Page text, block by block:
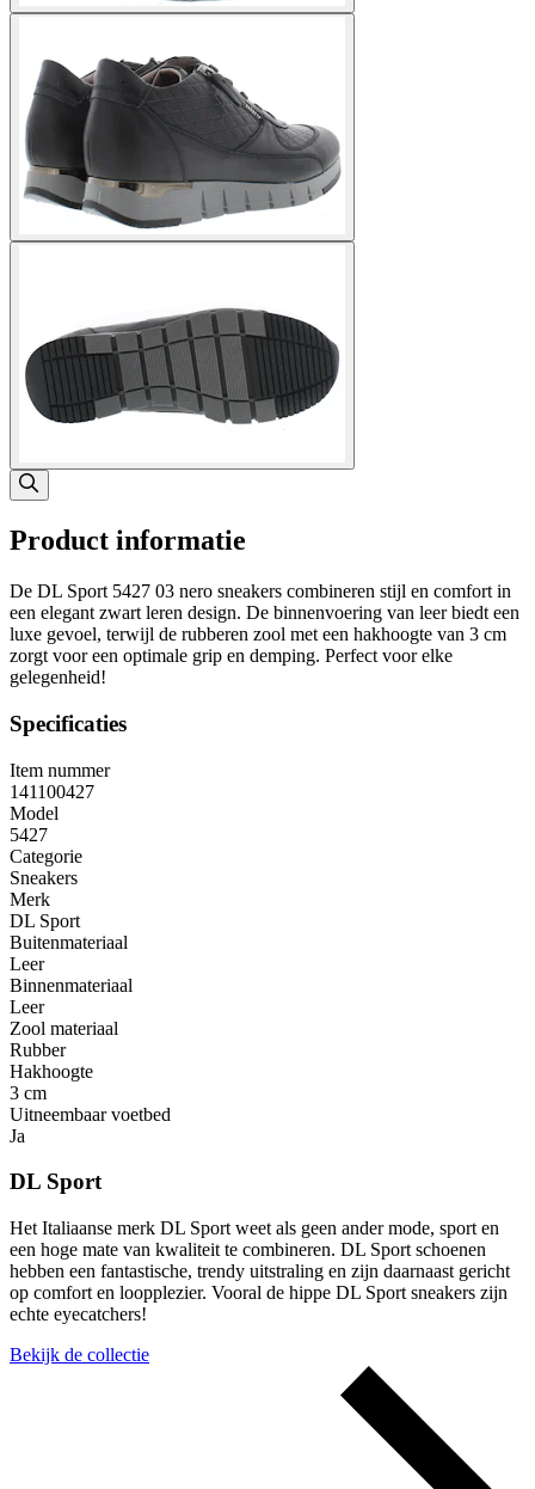
Product informatie
De DL Sport 5427 03 nero sneakers combineren stijl en comfort in
een elegant zwart leren design. De binnenvoering van leer biedt een
luxe gevoel, terwijl de rubberen zool met een hakhoogte van 3 cm
zorgt voor een optimale grip en demping. Perfect voor elke
gelegenheid!
Specificaties
Item nummer
141100427
Model
5427
Categorie
Sneakers
Merk
DL Sport
Buitenmateriaal
Leer
Binnenmateriaal
Leer
Zool materiaal
Rubber
Hakhoogte
3 cm
Uitneembaar voetbed
Ja
DL Sport
Het Italiaanse merk DL Sport weet als geen ander mode, sport en
een hoge mate van kwaliteit te combineren. DL Sport schoenen
hebben een fantastische, trendy uitstraling en zijn daarnaast gericht
op comfort en loopplezier. Vooral de hippe DL Sport sneakers zijn
echte eyecatchers!
Bekijk de collectie